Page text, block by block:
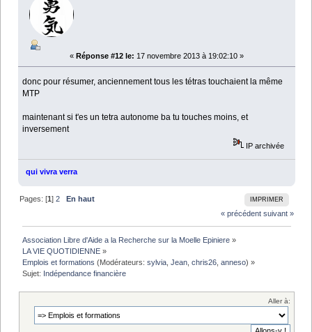
« Réponse #12 le: 17 novembre 2013 à 19:02:10 »
donc pour résumer, anciennement tous les tétras touchaient la même
MTP
maintenant si t'es un tetra autonome ba tu touches moins, et
inversement
IP archivée
qui vivra verra
IMPRIMER
Pages: [1]2
En haut
« précédent suivant »
Association Libre d'Aide a la Recherche sur la Moelle Epiniere »
LA VIE QUOTIDIENNE »
Emplois et formations (Modérateurs:sylvia ,Jean ,chris26 ,anneso) »
Sujet: Indépendance financière
Aller à: